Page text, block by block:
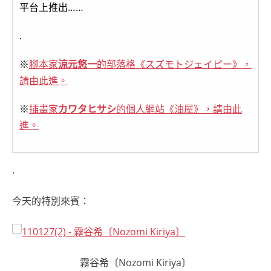
平台上推出……
.
※腳本家涼元悠一的部落格《スズモトジェイピー》，
請由此進。
※插畫家カワタヒサシ的個人網站《油屋》，請由此
進。
.
今天的特別來賓：
霧谷希〔Nozomi Kiriya〕